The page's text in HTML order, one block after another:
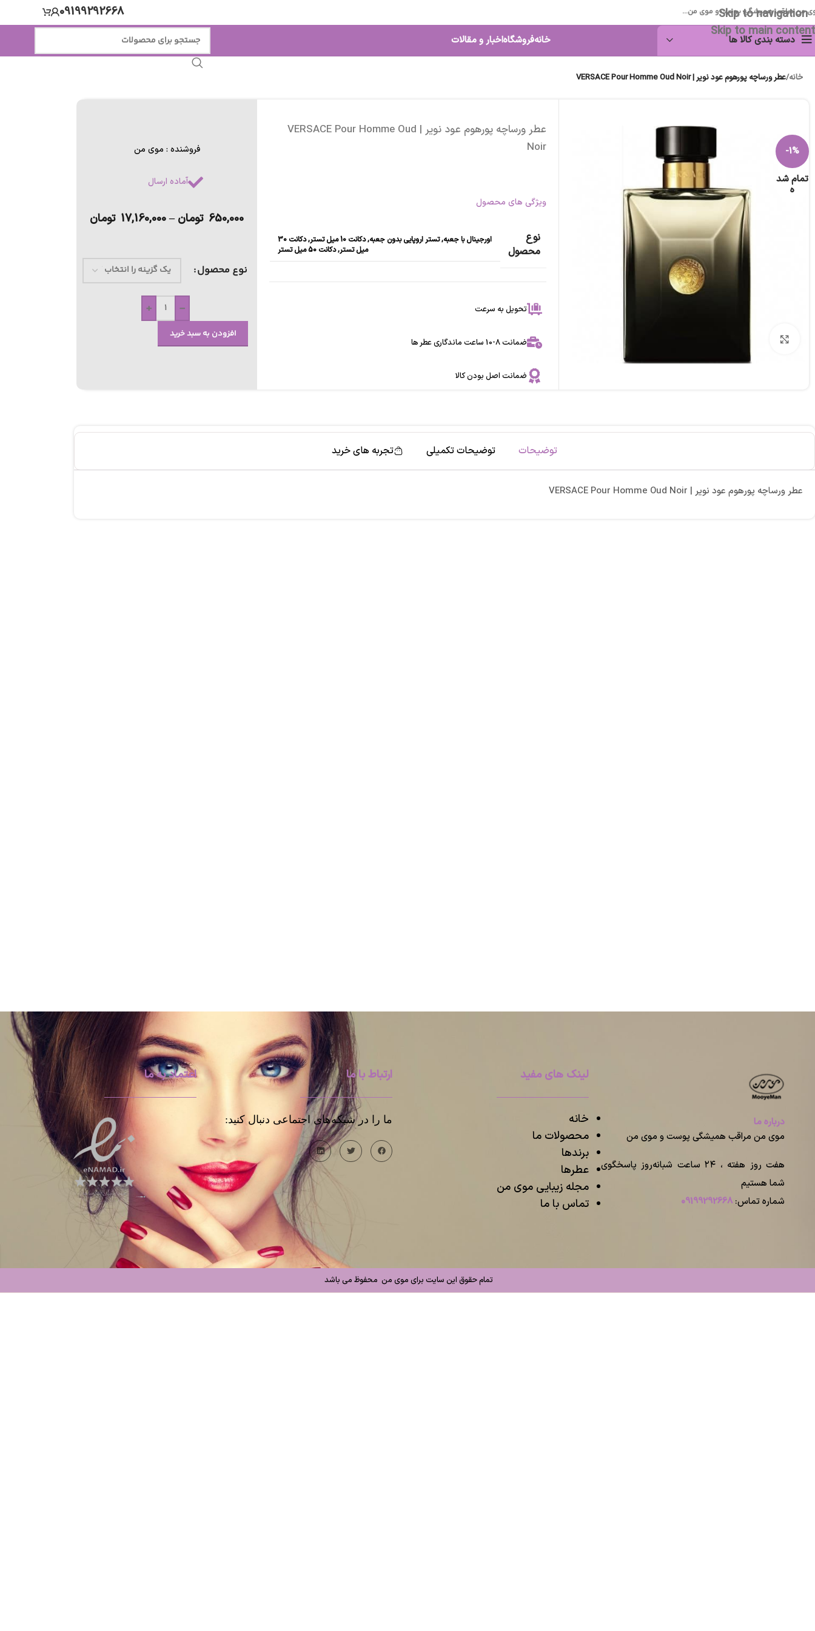
Skip to navigation
Skip to main content
من مراقب همیشگی پوست و موی من... 09199292668
دسته بندی کالا ها خانهفروشگاهاخبار و مقالات
خانه/عطر ورساچه پورهوم عود نویر | VERSACE Pour Homme Oud Noir
-1%
تمام شد
ه
برای بزرگنمایی کلیک کنید
عطر ورساچه پورهوم عود نویر | VERSACE Pour Homme Oud
Noir
ویژگی های محصول
نوع
محصول
اورجینال با جعبه,تستر اروپایی بدون جعبه,دکانت 10 میل تستر ,
دکانت 30
میل تستر,دکانت 50 میل تستر
تحویل به سرعت
ضمانت 8-10 ساعت ماندگاری عطر ها
ضمانت اصل بودن کالا
فروشنده : موی من
آماده ارسال
650,000 تومان –
17,160,000 تومان
نوع محصول
-
+
افزودن به سبد خرید
توضیحات توضیحات تکمیلی تجربه های خرید
عطر ورساچه پورهوم عود نویر | VERSACE Pour Homme Oud Noir
درباره ما
موی من مراقب همیشگی پوست و موی من
هفت روز هفته ، ۲۴ ساعت شبانه‌روز پاسخگوی
شما هستیم
شماره تماس: 09199292668
لینک های مفید
خانه
محصولات ما
برندها
عطرها
مجله زیبایی موی من
تماس با ما
ارتباط با ما
ما را در شبکه‌های اجتماعی دنبال کنید:
اعتماد به ما
تمام حقوق این سایت برای موی من محفوظ می باشد